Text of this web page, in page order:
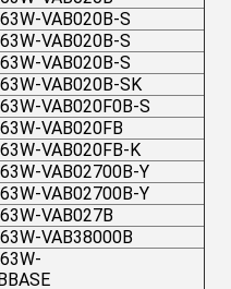
VAB020B-S
VAB020B-S
VAB020B-S
VAB020B-SK
VAB020F0B-S
VAB020FB
VAB020FB-K
VAB02700B-Y
VAB02700B-Y
VAB027B
VAB38000B